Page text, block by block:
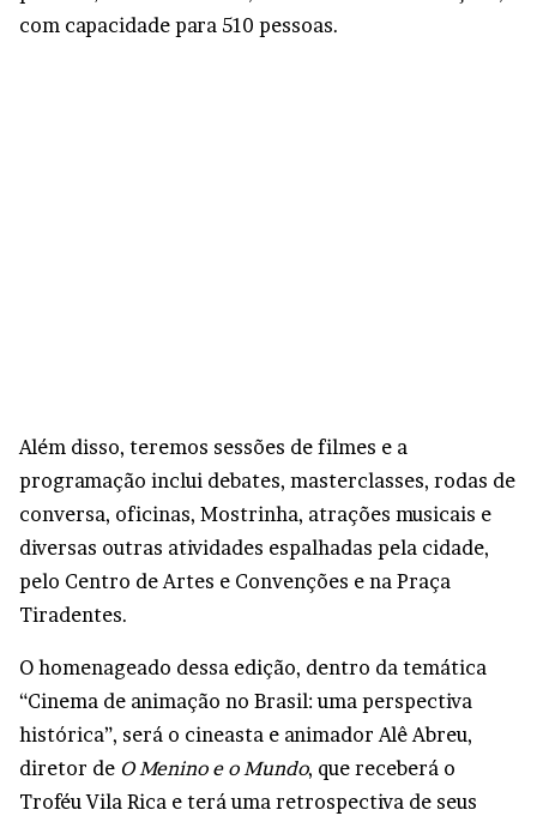
com capacidade para 510 pessoas.
Além disso, teremos sessões de filmes e a
programação inclui debates, masterclasses, rodas de
conversa, oficinas, Mostrinha, atrações musicais e
diversas outras atividades espalhadas pela cidade,
pelo Centro de Artes e Convenções e na Praça
Tiradentes.
O homenageado dessa edição, dentro da temática
“Cinema de animação no Brasil: uma perspectiva
histórica”, será o cineasta e animador Alê Abreu,
diretor de O Menino e o Mundo, que receberá o
Troféu Vila Rica e terá uma retrospectiva de seus